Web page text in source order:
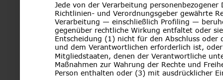
Jede von der Verarbeitung
Richtlinien- und Verordnungsgeber gewährte
Verarbeitung — einschließlich Profiling —
gegenüber rechtliche Wirkung entfaltet oder
Entscheidung (1) nicht für den Abschluss
und dem Verantwortlichen erforderlich ist,
Mitgliedstaaten, denen der Verantwortliche
Maßnahmen zur Wahrung der Rechte und
Person enthalten oder (3) mit ausdrücklicher